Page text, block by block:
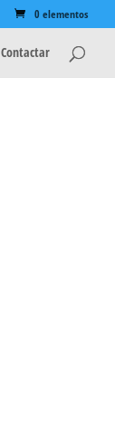
0 elementos
Contactar